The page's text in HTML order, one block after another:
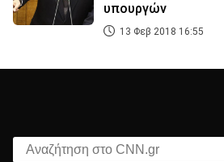
υπουργών
13 Φεβ 2018 16:55
Αναζήτηση στο CNN.gr